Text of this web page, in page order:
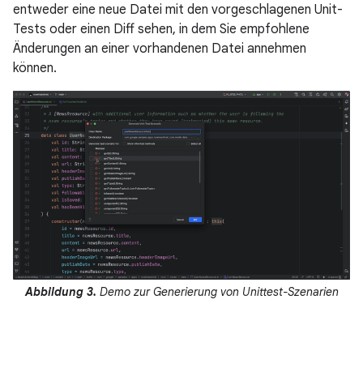
entweder eine neue Datei mit den vorgeschlagenen Unit-
Tests oder einen Diff sehen, in dem Sie empfohlene
Änderungen an einer vorhandenen Datei annehmen
können.
Abbildung 3. Demo zur Generierung von Unittest-Szenarien